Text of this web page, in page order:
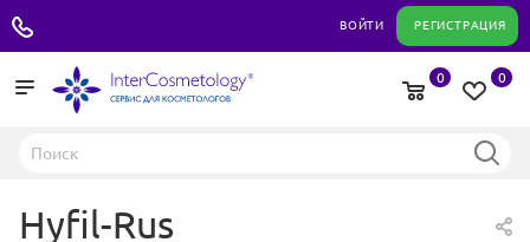
ВОЙТИ РЕГИСТРАЦИЯ
0
0
Hyfil-Rus